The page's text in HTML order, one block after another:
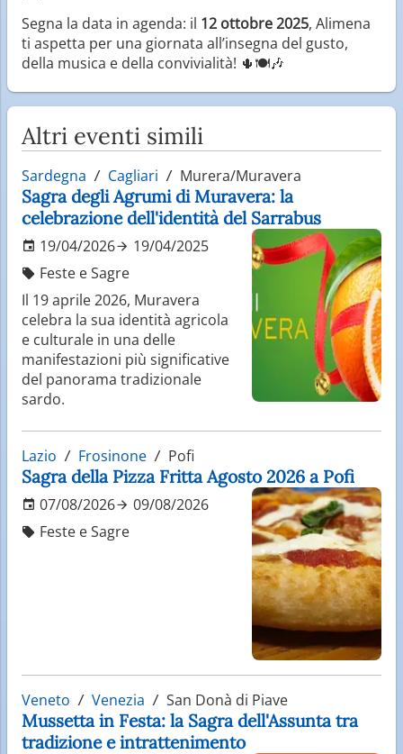
Segna la data in agenda: il 12 ottobre 2025, Alimena
ti aspetta per una giornata all’insegna del gusto,
della musica e della convivialità! 🌵🍽️🎶
Altri eventi simili
Sardegna Cagliari Murera/Muravera
Sagra degli Agrumi di Muravera: la
celebrazione dell'identità del Sarrabus
19/04/2026
19/04/2025
Feste e Sagre
Il 19 aprile 2026, Muravera
celebra la sua identità agricola
e culturale in una delle
manifestazioni più significative
del panorama tradizionale
sardo.
Lazio Frosinone Pofi
Sagra della Pizza Fritta Agosto 2026 a Pofi
07/08/2026
09/08/2026
Feste e Sagre
Veneto Venezia San Donà di Piave
Mussetta in Festa: la Sagra dell'Assunta tra
tradizione e intrattenimento